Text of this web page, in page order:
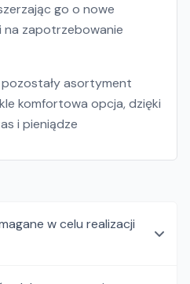
go o nowe
zapotrzebowanie
asortyment
komfortowa opcja, dzięki
i pieniądze
w celu realizacji